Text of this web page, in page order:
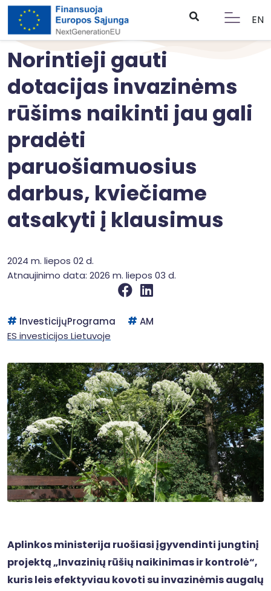
EN
Norintieji gauti
dotacijas invazinėms
rūšims naikinti jau gali
pradėti
paruošiamuosius
darbus, kviečiame
atsakyti į klausimus
2024 m. liepos 02 d.
Atnaujinimo data: 2026 m. liepos 03 d.
InvesticijųPrograma
AM
ES investicijos Lietuvoje
Aplinkos ministerija ruošiasi įgyvendinti jungtinį
projektą „Invazinių rūšių naikinimas ir kontrolė“,
kuris leis efektyviau kovoti su invazinėmis augalų